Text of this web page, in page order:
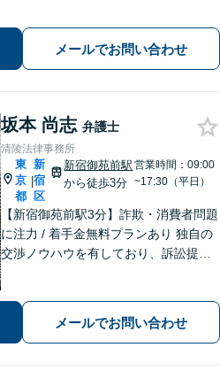
ください【新宿御苑前駅3分】
メールでお問い合わせ
坂本 尚志 弁護士
清陵法律事務所
東
京
都
|
新
宿
区
新宿御苑前駅
から徒歩3分
営業時間：09:00
~17:30（平日）
【新宿御苑前駅3分】詐欺・消費者問題
に注力 / 着手金無料プランあり 独自の
交渉ノウハウを有しており、訴訟提起
ール・WEB相談可】
メールでお問い合わせ